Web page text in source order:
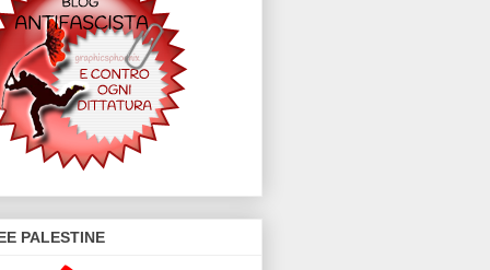
PALESTINE